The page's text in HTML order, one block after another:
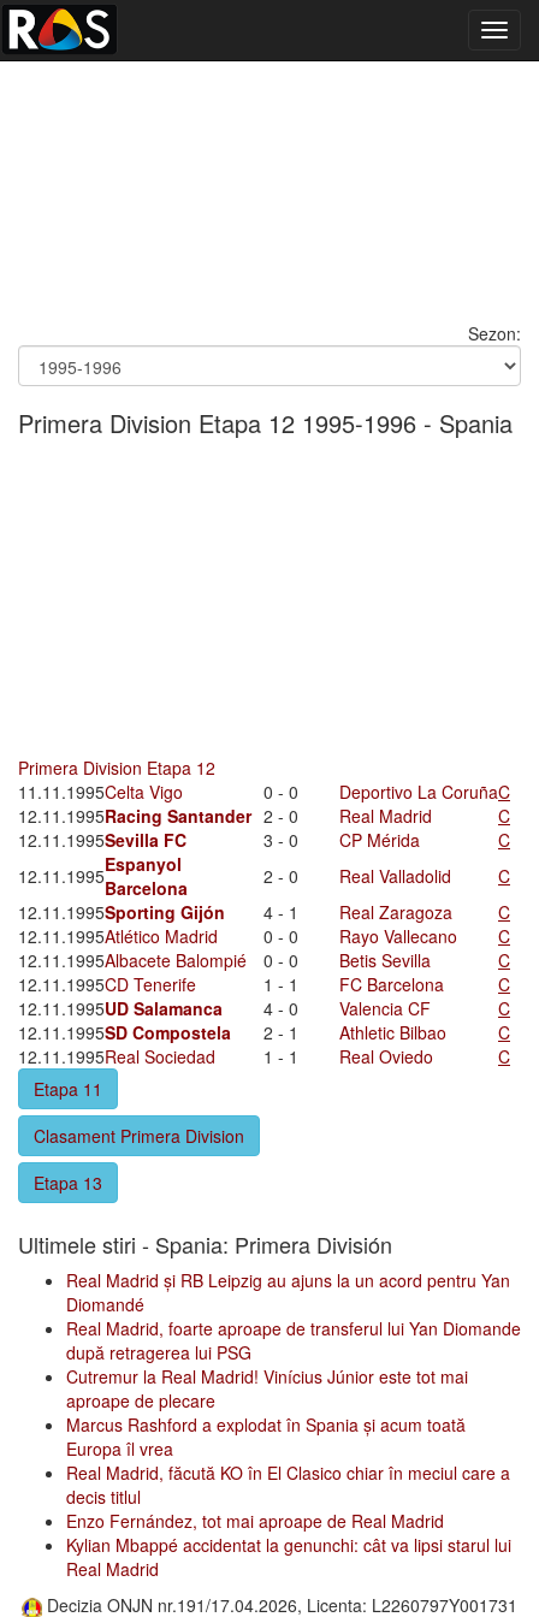
Sezon:
Primera Division Etapa 12 1995-1996 - Spania
Primera Division Etapa 12
11.11.1995Celta Vigo 0 - 0 Deportivo La CoruñaC
12.11.1995Racing Santander 2 - 0 Real Madrid
C
12.11.1995Sevilla FC 3 - 0 CP Mérida
C
12.11.1995Espanyol
Barcelona
2 - 0 Real Valladolid
C
12.11.1995Sporting Gijón 4 - 1 Real Zaragoza
C
12.11.1995Atlético Madrid 0 - 0 Rayo Vallecano
C
12.11.1995Albacete Balompié 0 - 0 Betis Sevilla
C
12.11.1995CD Tenerife 1 - 1 FC Barcelona
C
12.11.1995UD Salamanca 4 - 0 Valencia CF
C
12.11.1995SD Compostela 2 - 1 Athletic Bilbao
C
12.11.1995Real Sociedad 1 - 1 Real Oviedo
C
Etapa 11
Clasament Primera Division
Etapa 13
Ultimele stiri - Spania: Primera División
Real Madrid și RB Leipzig au ajuns la un acord pentru Yan
Diomandé
Real Madrid, foarte aproape de transferul lui Yan Diomande
după retragerea lui PSG
Cutremur la Real Madrid! Vinícius Júnior este tot mai
aproape de plecare
Marcus Rashford a explodat în Spania și acum toată
Europa îl vrea
Real Madrid, făcută KO în El Clasico chiar în meciul care a
decis titlul
Enzo Fernández, tot mai aproape de Real Madrid
Kylian Mbappé accidentat la genunchi: cât va lipsi starul lui
Real Madrid
Decizia ONJN nr.191/17.04.2026, Licenta: L2260797Y001731